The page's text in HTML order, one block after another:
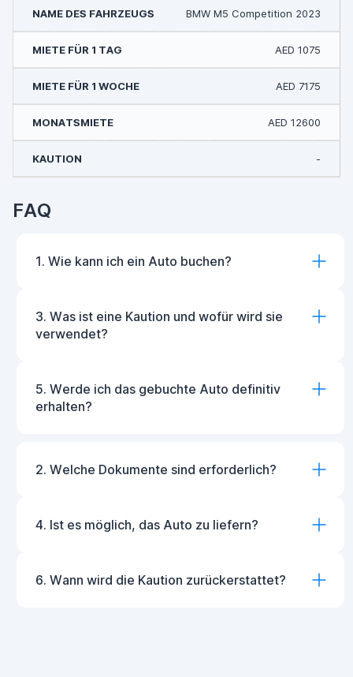
BMW M5 Competition 2023
AED 1075
AED 7175
AED 12600
-
FAQ
1. Wie kann ich ein Auto buchen?
3. Was ist eine Kaution und wofür wird sie
verwendet?
5. Werde ich das gebuchte Auto definitiv
erhalten?
2. Welche Dokumente sind erforderlich?
4. Ist es möglich, das Auto zu liefern?
6. Wann wird die Kaution zurückerstattet?